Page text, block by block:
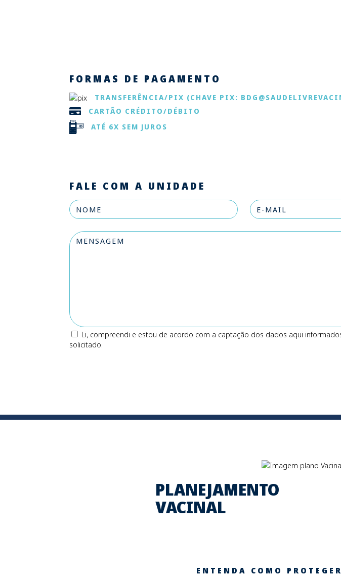
FORMAS DE PAGAMENTO
TRANSFERÊNCIA/PIX (CHAVE PIX:
CARTÃO CRÉDITO/DÉBITO
ATÉ 6X SEM JUROS
FALE COM A UNIDADE
Li, compreendi e estou de acordo com a captação dos dados aqui
solicitado.
PLANEJAMENTO
VACINAL
ENTENDA COMO